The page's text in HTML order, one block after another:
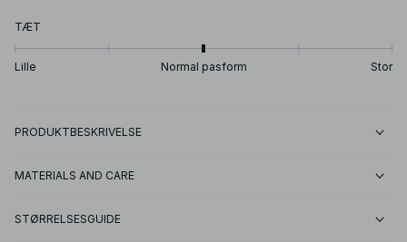
TÆT
Lille Normal pasform Stor
PRODUKTBESKRIVELSE
MATERIALS AND CARE
STØRRELSESGUIDE